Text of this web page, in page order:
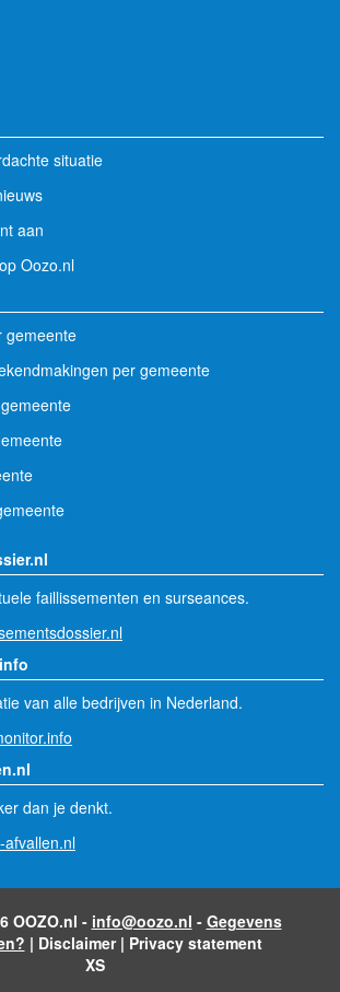
situatie
aan
Oozo.nl
gemeente
per gemeente
faillissementen en surseances.
van alle bedrijven in Nederland.
dan je denkt.
OOZO.nl - info@oozo.nl - Gegevens
| Disclaimer| Privacy statement
XS